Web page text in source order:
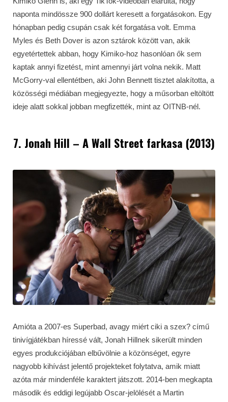
naponta mindössze 900 dollárt keresett a forgatásokon. Egy
hónapban pedig csupán csak két forgatása volt. Emma
Myles és Beth Dover is azon sztárok között van, akik
egyetértettek abban, hogy Kimiko-hoz hasonlóan ők sem
kaptak annyi fizetést, mint amennyi járt volna nekik. Matt
McGorry-val ellentétben, aki John Bennett tisztet alakította, a
közösségi médiában megjegyezte, hogy a műsorban eltöltött
ideje alatt sokkal jobban megfizették, mint az OITNB-nél.
7. Jonah Hill – A Wall Street farkasa (2013)
Amióta a 2007-es Superbad, avagy miért ciki a szex? című
tinivígjátékban híressé vált, Jonah Hillnek sikerült minden
egyes produkciójában elbűvölnie a közönséget, egyre
nagyobb kihívást jelentő projekteket folytatva, amik miatt
azóta már mindenféle karaktert játszott. 2014-ben megkapta
második és eddigi legújabb Oscar-jelölését a Martin